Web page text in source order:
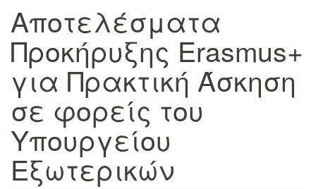
Αποτελέσματα
Προκήρυξης Erasmus+
για Πρακτική Άσκηση
σε φορείς του
Υπουργείου
Εξωτερικών